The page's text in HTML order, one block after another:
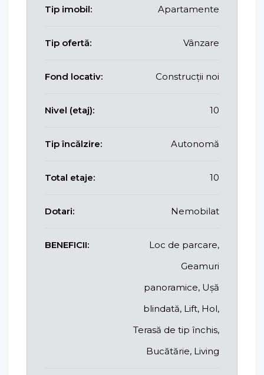
Tip imobil: Apartamente
Tip ofertă: Vânzare
Fond locativ: Construcții noi
Nivel (etaj): 10
Tip încălzire: Autonomă
Total etaje: 10
Dotari: Nemobilat
BENEFICII:
Loc de parcare,
Geamuri
panoramice, Ușă
blindată, Lift, Hol,
Terasă de tip închis,
Bucătărie, Living